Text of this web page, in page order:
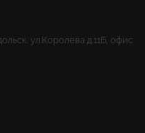
ул.Королева д.11Б, офис